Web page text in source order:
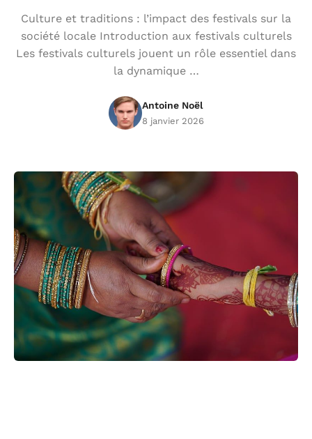
Culture et traditions : l’impact des festivals sur la
société locale Introduction aux festivals culturels
Les festivals culturels jouent un rôle essentiel dans
la dynamique …
Antoine Noël
8 janvier 2026